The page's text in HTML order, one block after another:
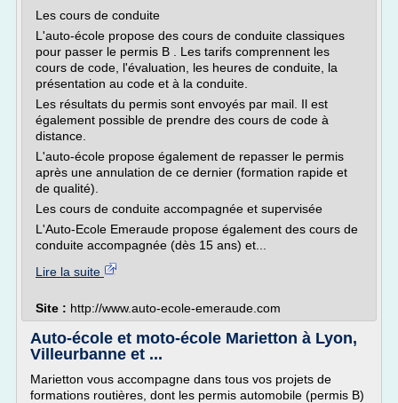
Les cours de conduite
L'auto-école propose des cours de conduite classiques
pour passer le permis B . Les tarifs comprennent les
cours de code, l'évaluation, les heures de conduite, la
présentation au code et à la conduite.
Les résultats du permis sont envoyés par mail. Il est
également possible de prendre des cours de code à
distance.
L'auto-école propose également de repasser le permis
après une annulation de ce dernier (formation rapide et
de qualité).
Les cours de conduite accompagnée et supervisée
L'Auto-Ecole Emeraude propose également des cours de
conduite accompagnée (dès 15 ans) et...
Lire la suite
Site : http://www.auto-ecole-emeraude.com
Auto-école et moto-école Marietton à Lyon,
Villeurbanne et ...
Marietton vous accompagne dans tous vos projets de
formations routières, dont les permis automobile (permis B)